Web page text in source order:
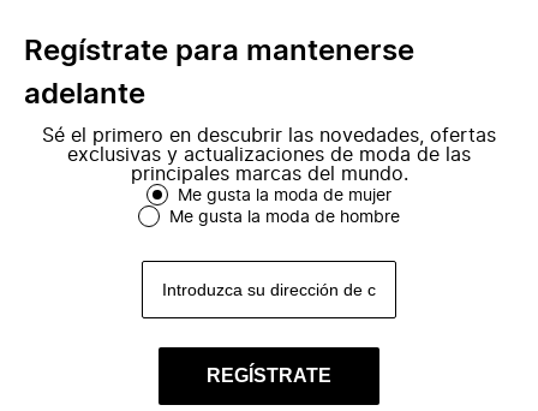
Regístrate para mantenerse
adelante
Sé el primero en descubrir las novedades, ofertas
exclusivas y actualizaciones de moda de las
principales marcas del mundo.
Me gusta la moda de mujer
Me gusta la moda de hombre
REGÍSTRATE